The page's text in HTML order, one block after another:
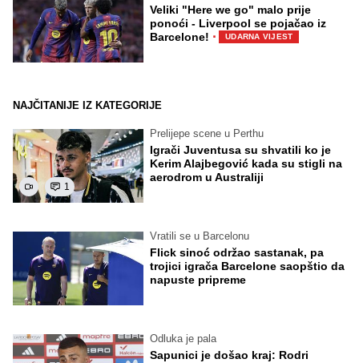
Veliki "Here we go" malo prije
ponoći - Liverpool se pojačao iz
Barcelone! · UDARNA VIJEST
NAJČITANIJE IZ KATEGORIJE
1
Prelijepe scene u Perthu
Igrači Juventusa su shvatili ko je
Kerim Alajbegović kada su stigli na
aerodrom u Australiji
Vratili se u Barcelonu
Flick sinoć održao sastanak, pa
trojici igrača Barcelone saopštio da
napuste pripreme
Odluka je pala
Sapunici je došao kraj: Rodri